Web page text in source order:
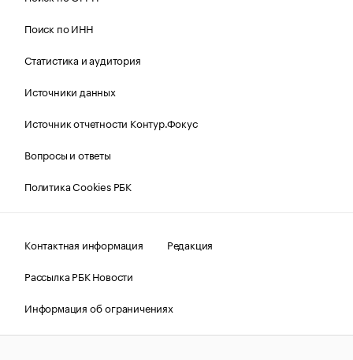
Поиск по ИНН
Статистика и аудитория
Источники данных
Источник отчетности Контур.Фокус
Вопросы и ответы
Политика Cookies РБК
Контактная информация
Редакция
Рассылка РБК Новости
Информация об ограничениях
Правовая информация
О соблюдении авторских прав